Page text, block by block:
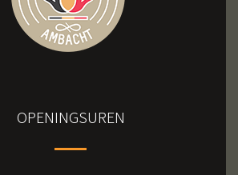
OPENINGSUREN